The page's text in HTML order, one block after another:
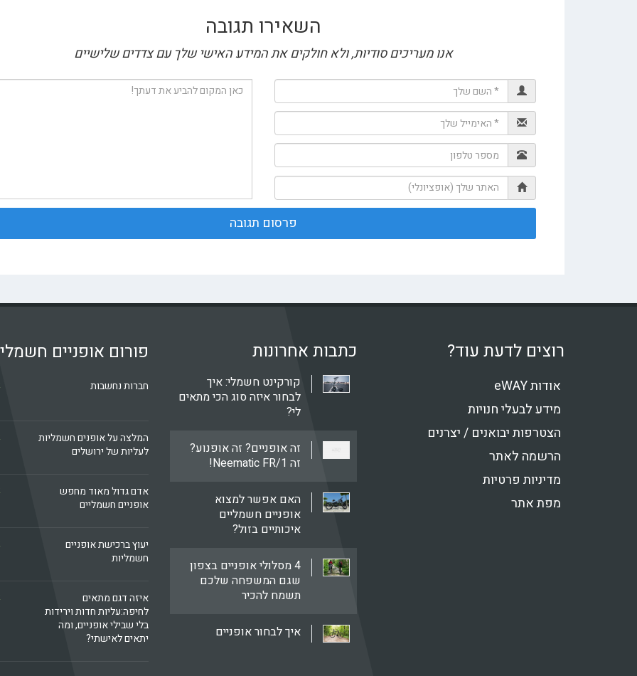
השאירו תגובה
אנו מעריכים סודיות, ולא חולקים את המידע האישי שלך עם צדדים שלישיים
רוצים לדעת עוד?
אודות eWAY
מידע לבעלי חנויות
הצטרפות יבואנים / יצרנים
הרשמה לאתר
מדיניות פרטיות
מפת אתר
כתבות אחרונות
קורקינט חשמלי: איך
לבחור איזה סוג הכי מתאים
לי?
זה אופניים? זה אופנוע?
זה Neematic FR/1!
האם אפשר למצוא
אופניים חשמליים
איכותיים בזול?
4 מסלולי אופניים בצפון
שגם המשפחה שלכם
תשמח להכיר
איך לבחור אופניים
פורום אופניים
חברות נחשבות
המלצה על אופנים חשמליות
לעליות של ירושלים
אדם גדול מאוד מחפש
אופניים חשמליים
יעוץ ברכישת אופניים
חשמליות
איזה דגם מתאים
לחיפה:עליות חדות וירידות
בלי שבילי אופניים, ומה
יתאים לאישתי?